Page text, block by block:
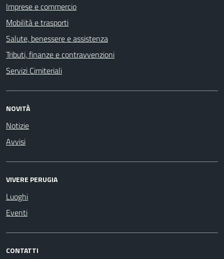
Imprese e commercio
Mobilità e trasporti
Salute, benessere e assistenza
Tributi, finanze e contravvenzioni
Servizi Cimiteriali
NOVITÀ
Notizie
Avvisi
VIVERE PERUGIA
Luoghi
Eventi
CONTATTI